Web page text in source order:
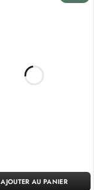
AJOUTER AU PANIER